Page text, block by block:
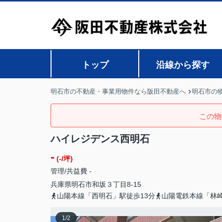
トップ 沿線から探す
明石市の不動産・事業用物件なら阪田不動産へ 明石市の
この
ハイレジデンス西明石
- (-/坪)
管理/共益費 -
兵庫県明石市和坂 ３丁目8-15
山陽本線「西明石」駅徒歩13分
山陽電鉄本線「林
1/2